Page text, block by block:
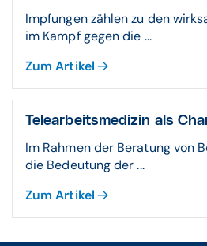
Impfungen zählen zu den
im Kampf gegen die ...
Zum Artikel
Telearbeitsmedizin als
Im Rahmen der Beratung von
die Bedeutung der ...
Zum Artikel